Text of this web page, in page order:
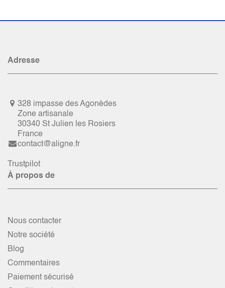
Adresse
328 impasse des Agonèdes
Zone artisanale
30340 St Julien les Rosiers
France
contact@aligne.fr
Trustpilot
À propos de
Nous contacter
Notre société
Blog
Commentaires
Paiement sécurisé